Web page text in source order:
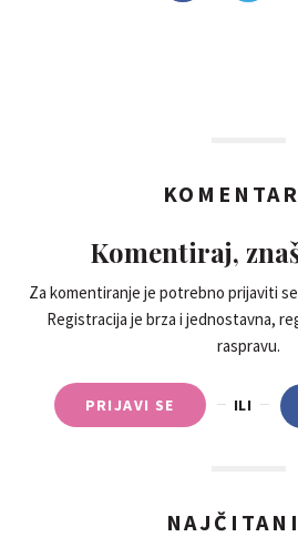
Komentiraj,
Za komentiranje je potrebno prijaviti
Registracija je brza i jednostavna,
raspravu.
PRIJAVI SE ILI